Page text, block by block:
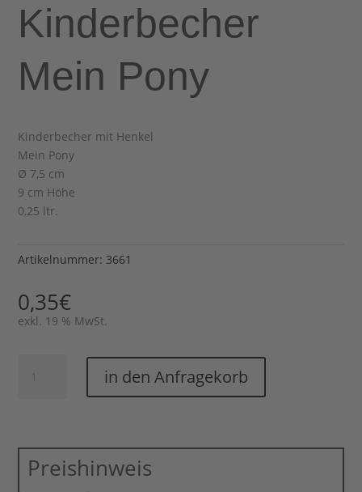
Kinderbecher
Mein Pony
Kinderbecher mit Henkel
Mein Pony
Ø 7,5 cm
9 cm Höhe
0,25 ltr.
Artikelnummer: 3661
0,35€
exkl. 19 % MwSt.
Kinderbecher
in den Anfragekorb
Preishinweis